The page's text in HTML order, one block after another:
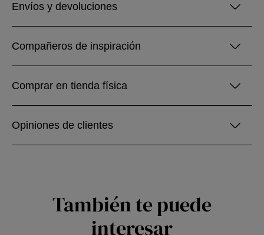
Envíos y devoluciones
Compañeros de inspiración
Comprar en tienda física
Opiniones de clientes
También te puede
interesar